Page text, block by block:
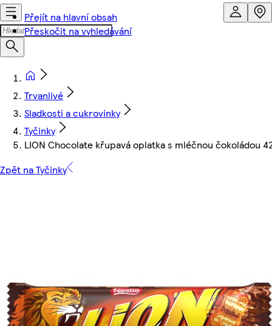
Přejít na hlavní obsah
Přeskočit na vyhledávání
Trvanlivé
Sladkosti a cukrovinky
Tyčinky
LION Chocolate křupavá oplatka s mléčnou čokoládou
Zpět na Tyčinky